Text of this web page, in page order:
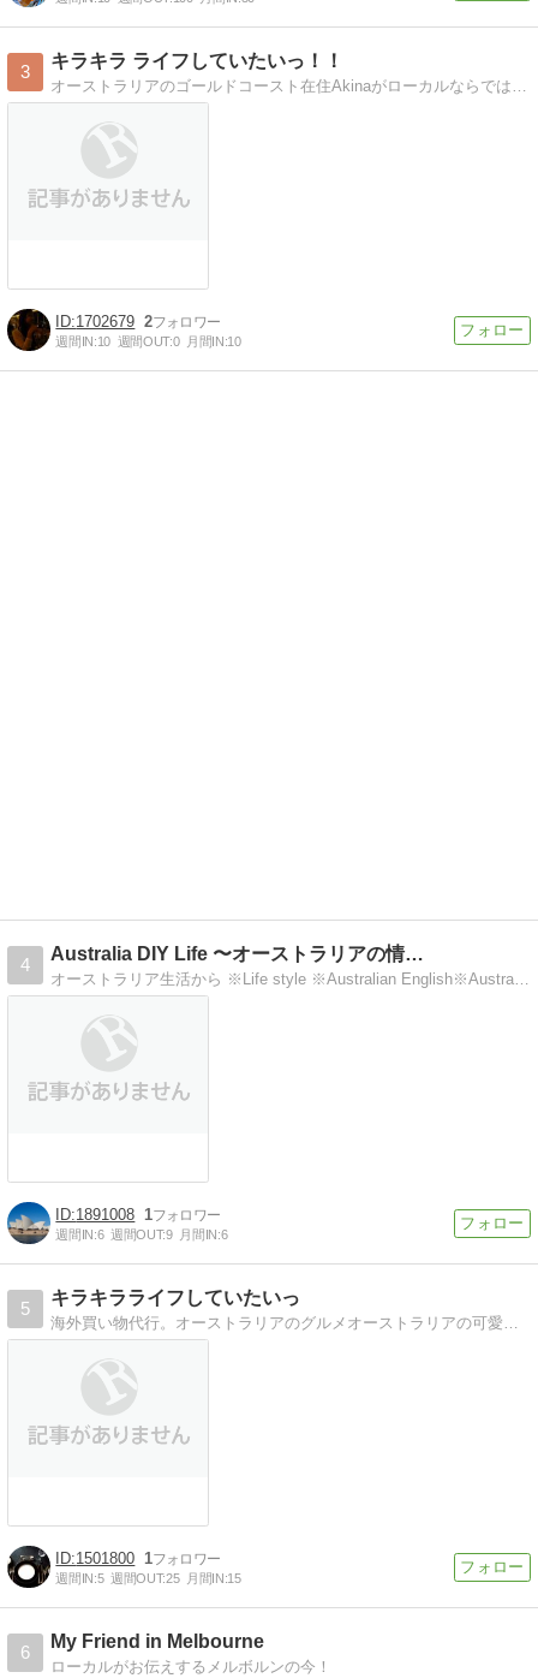
3
キラキラ ライフしていたいっ！！
オーストラリアのゴールドコースト在住Akinaがローカルならではのおすすめスポットや過ごし方、お気に入りグルメなどをご紹介します。 オーストラリアの楽しい過ご…
1702679 2
週間IN:10 週間OUT:0 月間IN:10
4
Australia DIY Life 〜オーストラリアの情…
オーストラリア生活から ※Life style ※Australian English※Australin Information
1891008 1
週間IN:6 週間OUT:9 月間IN:6
5
キラキラライフしていたいっ
海外買い物代行。オーストラリアのグルメオーストラリアの可愛いおしゃれ雑貨を紹介します。ローカルグルメ情報もご紹介
1501800 1
週間IN:5 週間OUT:25 月間IN:15
6
My Friend in Melbourne
ローカルがお伝えするメルボルンの今！